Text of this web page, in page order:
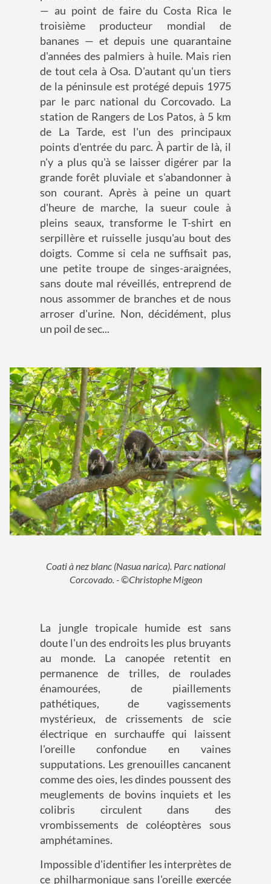
— au point de faire du Costa Rica le
troisième producteur mondial de
bananes — et depuis une quarantaine
d'années des palmiers à huile. Mais rien
de tout cela à Osa. D'autant qu'un tiers
de la péninsule est protégé depuis 1975
par le parc national du Corcovado. La
station de Rangers de Los Patos, à 5 km
de La Tarde, est l'un des principaux
points d'entrée du parc. À partir de là, il
n'y a plus qu'à se laisser digérer par la
grande forêt pluviale et s'abandonner à
son courant. Après à peine un quart
d'heure de marche, la sueur coule à
pleins seaux, transforme le T-shirt en
serpillère et ruisselle jusqu'au bout des
doigts. Comme si cela ne suffisait pas,
une petite troupe de singes-araignées,
sans doute mal réveillés, entreprend de
nous assommer de branches et de nous
arroser d'urine. Non, décidément, plus
un poil de sec...
Coati à nez blanc (Nasua narica). Parc national
Corcovado. - ©Christophe Migeon
La jungle tropicale humide est sans
doute l'un des endroits les plus bruyants
au monde. La canopée retentit en
permanence de trilles, de roulades
énamourées, de piaillements
pathétiques, de vagissements
mystérieux, de crissements de scie
électrique en surchauffe qui laissent
l'oreille confondue en vaines
supputations. Les grenouilles cancanent
comme des oies, les dindes poussent des
meuglements de bovins inquiets et les
colibris circulent dans des
vrombissements de coléoptères sous
amphétamines.
Impossible d'identifier les interprètes de
ce philharmonique sans l'oreille exercée